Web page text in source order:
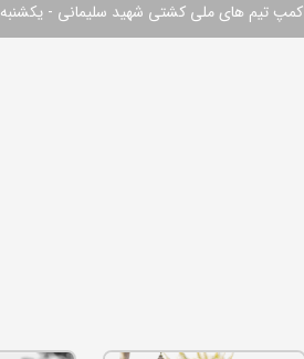
کمپ تیم های ملی کشتی شهید سلیمانی - یکشنبه 20 مهرماه